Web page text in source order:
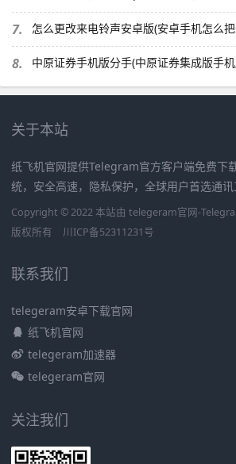
7. 怎么更改来电铃声安卓版(安卓手机怎么
8. 中原证券手机版分手(中原证券集成版手
关于本站
纸飞机官网提供Telegram官方客户端免费下
统，安全高速，隐私保护，全球用户首选通讯
Copyright © 2022 本站由 telegeram官网-
版权所有
川ICP备52311231号
联系我们
telegeram安卓下载官网
纸飞机官网
telegeram加速器
telegeram官网
关注我们